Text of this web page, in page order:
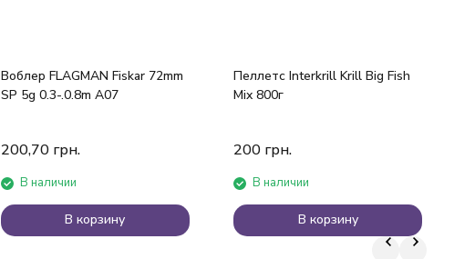
Воблер FLAGMAN Fiskar 72mm
SP 5g 0.3-.0.8m A07
200,70 грн.
В наличии
В корзину
Пеллетс Interkrill Krill Big Fish
Mix 800г
200 грн.
В наличии
В корзину